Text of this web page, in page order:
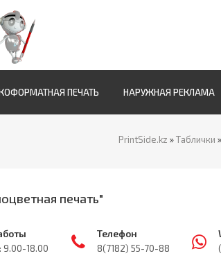
ПЕЧАТЬ НАРУЖНАЯ РЕКЛАМА
PrintSide.kz »Таблички »
печать"
9.00-18.00
Телефон
8(7182) 55-70-88